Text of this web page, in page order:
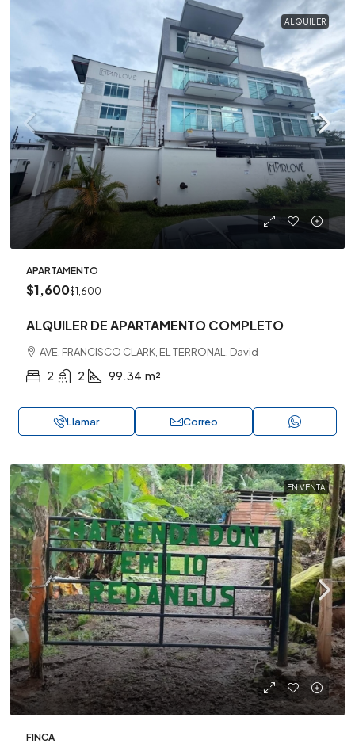
ALQUILER
APARTAMENTO
$1,600$1,600
ALQUILER DE APARTAMENTO COMPLETO
AVE. FRANCISCO CLARK, EL TERRONAL, David
2 2 99.34 m²
Llamar Correo
EN VENTA
FINCA